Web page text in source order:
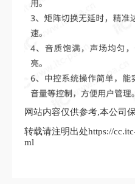
网站内容仅供参考,本公司
转载请注明出处https://
ml